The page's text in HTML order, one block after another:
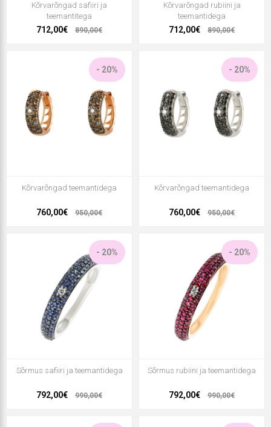
Kõrvarõngad safiiri ja
teemantitega
712,00€ 890,00€
Kõrvarõngad rubiini ja
teemantidega
712,00€ 890,00€
- 20%
Kõrvarõngad teemantidega
760,00€ 950,00€
- 20%
Kõrvarõngad teemantidega
760,00€ 950,00€
- 20%
Sõrmus safiiri ja teemantidega
792,00€ 990,00€
- 20%
Sõrmus rubiini ja teemantidega
792,00€ 990,00€